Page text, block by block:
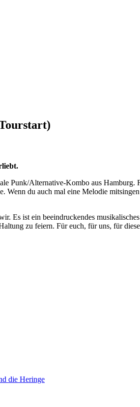
Punk/Alternative-Kombo aus
Wenn du auch mal eine Melodie
Es ist ein beeindruckendes
zu feiern. Für euch, für uns, für
die Heringe